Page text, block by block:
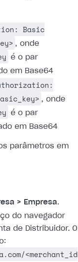
Basic
, onde
é o par
em Base64
, onde
é o par
em Base64
parâmetros em
> Empresa.
do navegador
de Distribuidor. O
<merchant_id